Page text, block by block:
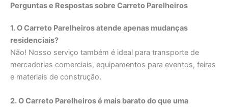
Perguntas e Respostas sobre Carreto Parelheiros
1. O Carreto Parelheiros atende apenas mudanças
residenciais?
Não! Nosso serviço também é ideal para transporte de
mercadorias comerciais, equipamentos para eventos, feiras
e materiais de construção.
2. O Carreto Parelheiros é mais barato do que uma